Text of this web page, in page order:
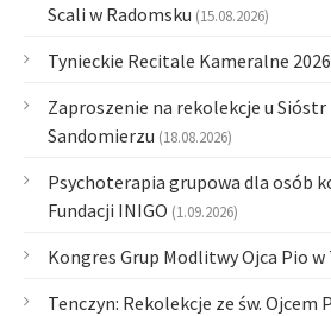
Scali w Radomsku (15.08.2026)
Tynieckie Recitale Kameralne 2026
Zaproszenie na rekolekcje u Sióstr
Sandomierzu (18.08.2026)
Psychoterapia grupowa dla osób
Fundacji INIGO (1.09.2026)
Kongres Grup Modlitwy Ojca Pio w
Tenczyn: Rekolekcje ze św. Ojcem